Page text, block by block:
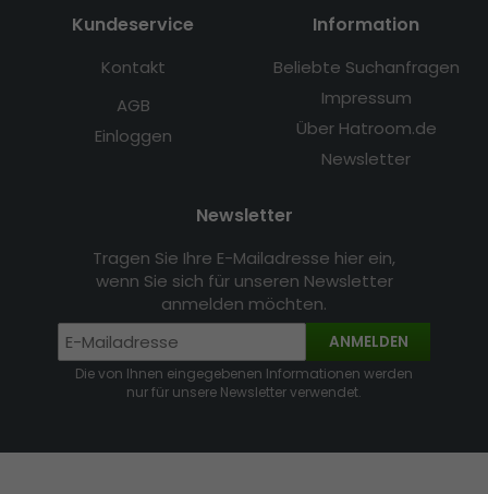
Kundeservice
Kontakt
AGB
Einloggen
Information
Beliebte Suchanfragen
Impressum
Über Hatroom.de
Newsletter
Newsletter
Tragen Sie Ihre E-Mailadresse hier ein,
wenn Sie sich für unseren Newsletter
anmelden möchten.
ANMELDEN
Die von Ihnen eingegebenen Informationen werden
nur für unsere Newsletter verwendet.